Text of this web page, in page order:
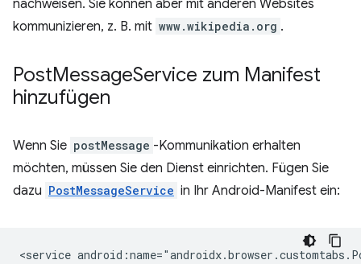
nachweisen. Sie können aber mit anderen Websites
kommunizieren, z. B. mit www.wikipedia.org .
PostMessageService zum Manifest
hinzufügen
Wenn Sie postMessage -Kommunikation erhalten
möchten, müssen Sie den Dienst einrichten. Fügen Sie
dazu PostMessageService in Ihr Android-Manifest ein:
<service